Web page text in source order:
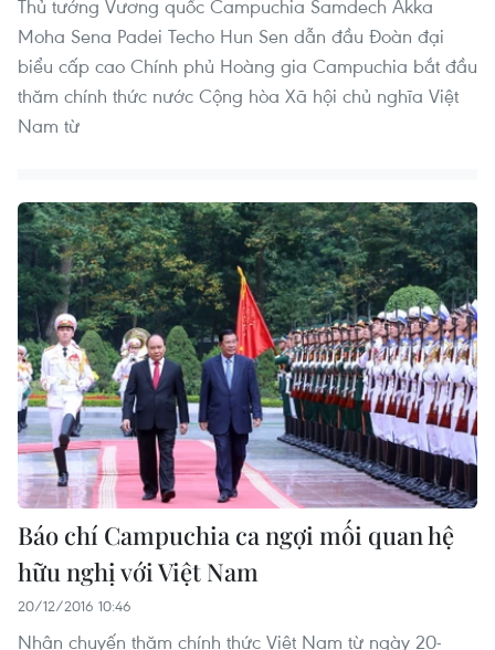
Thủ tướng Vương quốc Campuchia Samdech Akka
Moha Sena Padei Techo Hun Sen dẫn đầu Đoàn đại
biểu cấp cao Chính phủ Hoàng gia Campuchia bắt đầu
thăm chính thức nước Cộng hòa Xã hội chủ nghĩa Việt
Nam từ
Báo chí Campuchia ca ngợi mối quan hệ
hữu nghị với Việt Nam
20/12/2016 10:46
Nhân chuyến thăm chính thức Việt Nam từ ngày 20-